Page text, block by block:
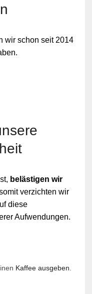
wir schon seit 2014
belästigen wir
verzichten wir
diese
Aufwendungen.
Kaffee ausgeben